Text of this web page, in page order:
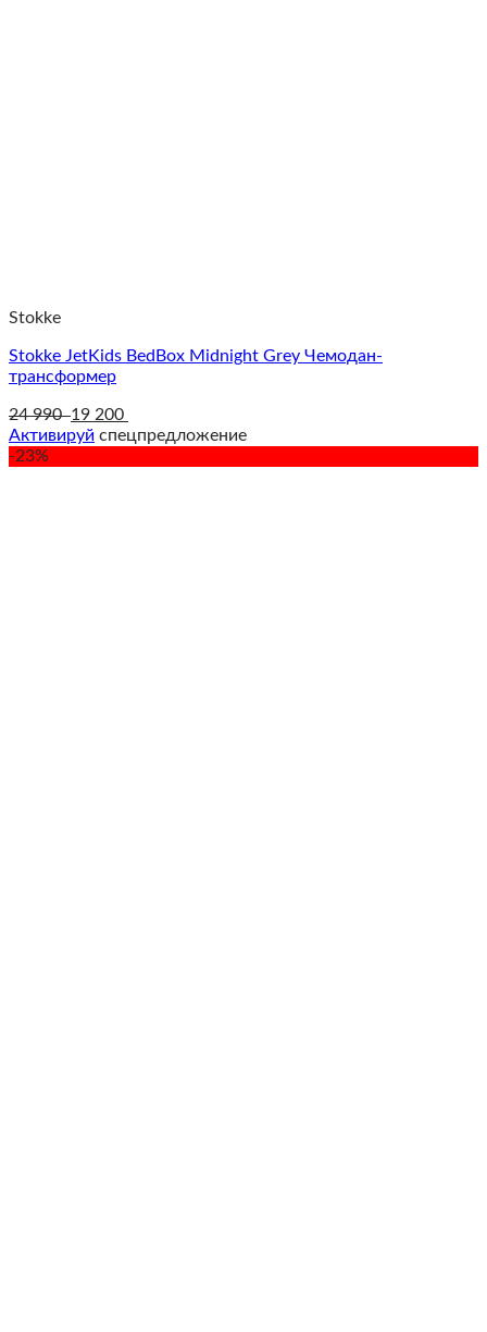
Stokke
Stokke JetKids BedBox Midnight Grey Чемодан-
трансформер
24 990 19 200
Активируй спецпредложение
-23%